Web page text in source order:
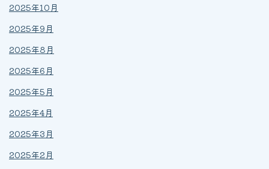
2025年10月
2025年9月
2025年8月
2025年6月
2025年5月
2025年4月
2025年3月
2025年2月